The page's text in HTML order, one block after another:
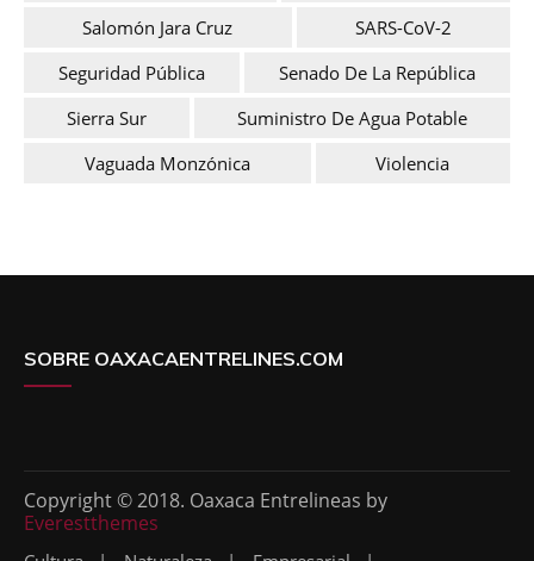
Salomón Jara Cruz
SARS-CoV-2
Seguridad Pública
Senado De La República
Sierra Sur
Suministro De Agua Potable
Vaguada Monzónica
Violencia
SOBRE OAXACAENTRELINES.COM
Copyright © 2018. Oaxaca Entrelineas by
Everestthemes